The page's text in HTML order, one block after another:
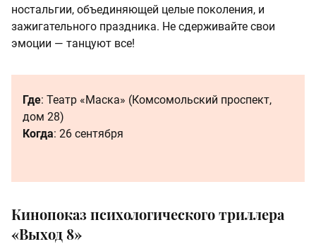
ностальгии, объединяющей целые поколения, и
зажигательного праздника. Не сдерживайте свои
эмоции — танцуют все!
Где: Театр «Маска» (Комсомольский проспект,
дом 28)
Когда: 26 сентября
Кинопоказ психологического триллера
«Выход 8»